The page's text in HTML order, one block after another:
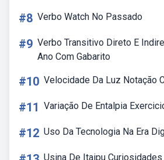
#8 Verbo Watch No Passado
#9 Verbo Transitivo Direto E
Ano Com Gabarito
#10 Velocidade Da Luz Notação
#11 Variação De Entalpia
#12 Uso Da Tecnologia Na Era
Usina De Itaipu Curiosidades